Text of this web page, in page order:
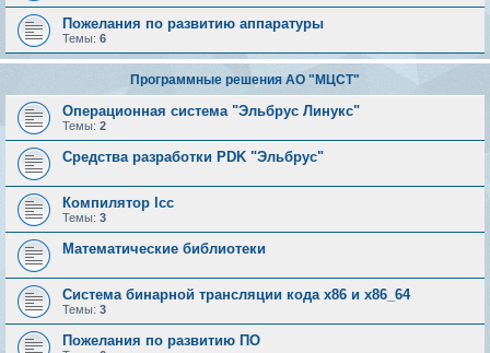
Пожелания по развитию аппаратуры
Темы: 6
Программные решения АО "МЦСТ"
Операционная система "Эльбрус Линукс"
Темы: 2
Средства разработки PDK "Эльбрус"
Компилятор lcc
Темы: 3
Математические библиотеки
Система бинарной трансляции кода х86 и х86_64
Темы: 3
Пожелания по развитию ПО